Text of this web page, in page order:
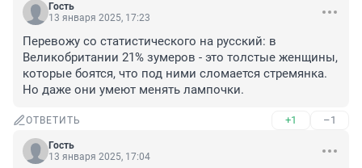
Гость
13 января 2025, 17:23
Перевожу со статистического на русский: в
Великобритании 21% зумеров - это толстые женщины,
которые боятся, что под ними сломается стремянка.
Но даже они умеют менять лампочки.
ОТВЕТИТЬ +1 –1
Гость
13 января 2025, 17:04